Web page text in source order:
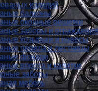
изделий
балконы
оконные решетки
заборы и ог­ражде­ния
козырьки и навесы
перила и лестницы
фонари
ворота и калитки
заборы
мебель